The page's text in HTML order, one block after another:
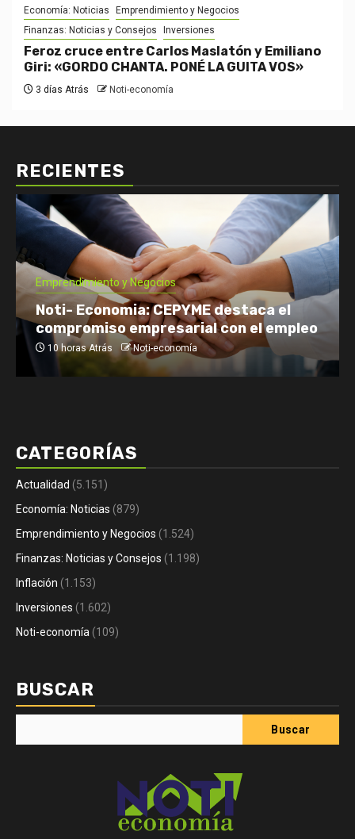
Economía: Noticias
Emprendimiento y Negocios
Finanzas: Noticias y Consejos
Inversiones
Feroz cruce entre Carlos Maslatón y Emiliano
Giri: «GORDO CHANTA. PONÉ LA GUITA VOS»
3 días Atrás Noti-economía
RECIENTES
Economía: Noticias Emprendimiento y Negocios
Finanzas: Noticias y Consejos Inversiones
Tomás Rebord EN VIVO: dónde verlo, a
qué hora y por qué es tendencia
1 día Atrás Noti-economía
CATEGORÍAS
Actualidad (5.151)
Economía: Noticias (879)
Emprendimiento y Negocios (1.524)
Finanzas: Noticias y Consejos (1.198)
Inflación (1.153)
Inversiones (1.602)
Noti-economía (109)
BUSCAR
Buscar